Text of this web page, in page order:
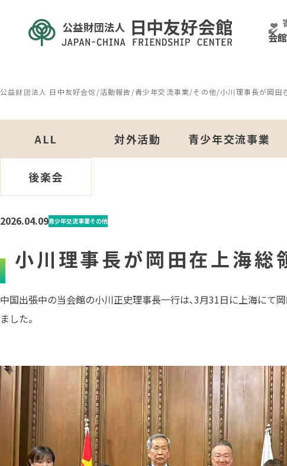
会
公益财团法人 日中友好会馆/活動報告/青少年交流事業/その他/小川理事長が岡田
ALL 対外活動 青少年交流事業
後楽会
2026.04.09青少年交流事業その他
小川理事長が岡田在上海
中国出張中の当会館の小川正史理事長一行は､3月31日に上海にて
ました。